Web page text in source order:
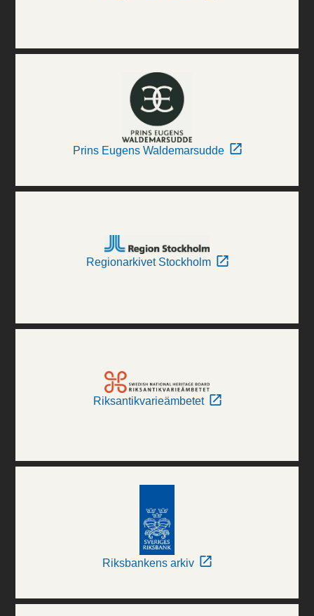
Prins Eugens Waldemarsudde
Regionarkivet Stockholm
Riksantikvarieämbetet
Riksbankens arkiv